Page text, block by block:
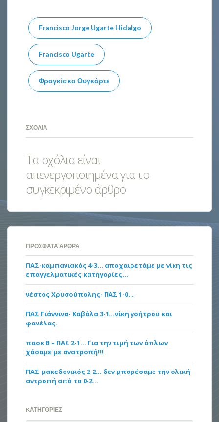
Francisco Jorge Ugarte Hidalgo
Francisco Ugarte
Φραγκίσκο Ουγκάρτε
ΣΧΌΛΙΑ
Τα σχόλια είναι
απενεργοποιημένα για το
συγκεκριμένο άρθρο
ΠΡΌΣΦΑΤΑ ΆΡΘΡΑ
ΠΑΣ-καμπανιακός 4-3… αποχαιρετάμε με νίκη τις
επαγγελματικές κατηγορίες…
νέστος Χρυσούπολης- ΠΑΣ 1-0…
ΠΑΣ Γιάννινα- Καβάλα 3-1…νίκη γοήτρου και
φανέλας.
παοκ Β – ΠΑΣ 2-1… Για την τιμή των όπλων
χάσαμε με ανατροπή!!!
ΠΑΣ-μακεδονικός 2-2… δεν μπορέσαμε την ολική
αντροπή από το 0-2…
KΑΤΗΓΟΡΊΕΣ